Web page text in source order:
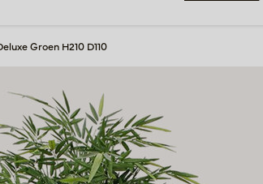
Groen H210 D110